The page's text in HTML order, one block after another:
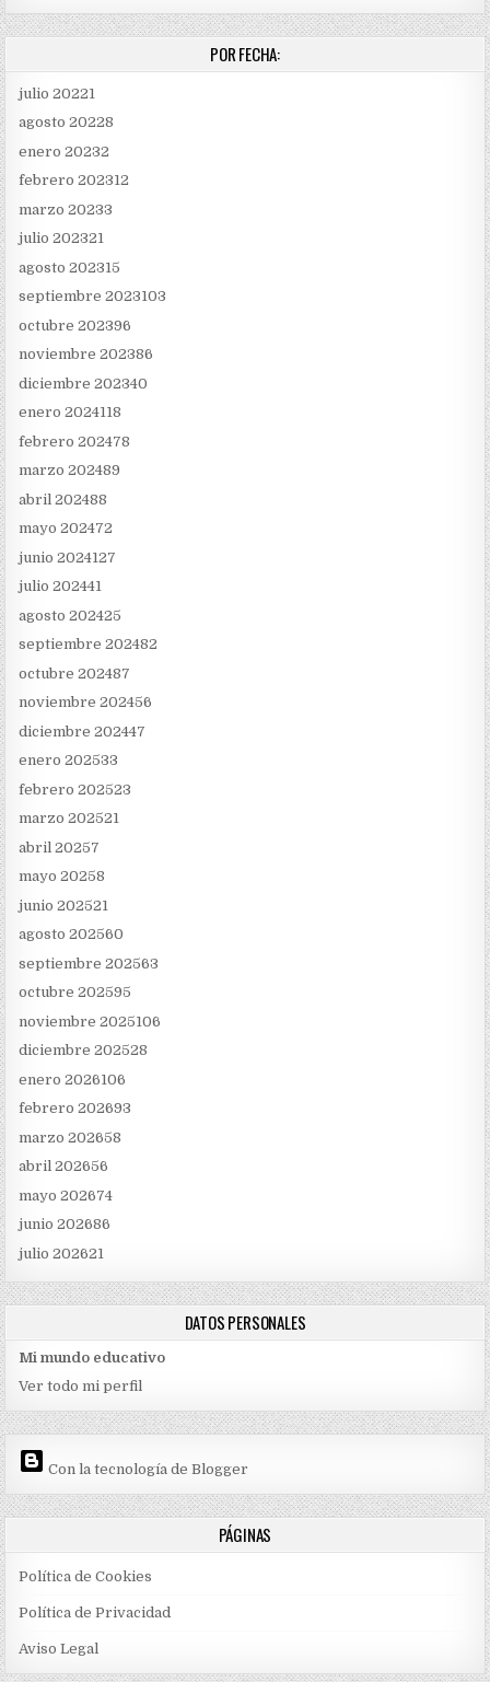
POR FECHA:
julio 20221
agosto 20228
enero 20232
febrero 202312
marzo 20233
julio 202321
agosto 202315
septiembre 2023103
octubre 202396
noviembre 202386
diciembre 202340
enero 2024118
febrero 202478
marzo 202489
abril 202488
mayo 202472
junio 2024127
julio 202441
agosto 202425
septiembre 202482
octubre 202487
noviembre 202456
diciembre 202447
enero 202533
febrero 202523
marzo 202521
abril 20257
mayo 20258
junio 202521
agosto 202560
septiembre 202563
octubre 202595
noviembre 2025106
diciembre 202528
enero 2026106
febrero 202693
marzo 202658
abril 202656
mayo 202674
junio 202686
julio 202621
DATOS PERSONALES
Mi mundo educativo
Ver todo mi perfil
Con la tecnología de Blogger
PÁGINAS
Política de Cookies
Política de Privacidad
Aviso Legal